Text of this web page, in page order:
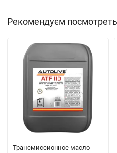
Рекомендуем посмотреть
Трансмиссионное масло